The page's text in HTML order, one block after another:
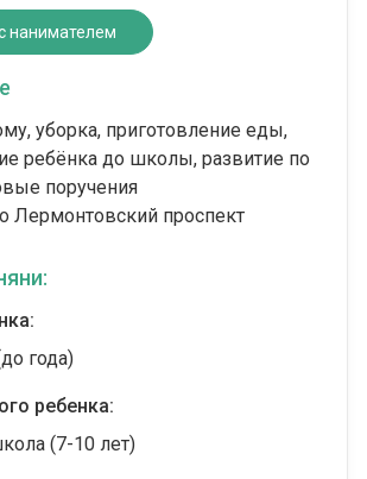
нанимателем
уборка, приготовление еды,
ребёнка до школы, развитие по
поручения
Лермонтовский проспект
года)
ребенка:
(7-10 лет)